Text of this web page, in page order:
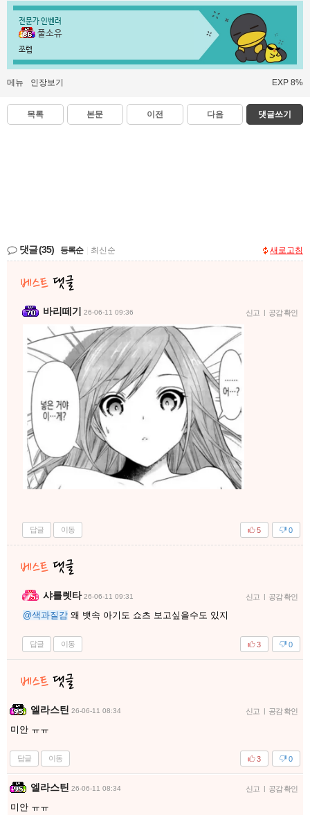
전문가 인벤러
풀소유
쪼렙
메뉴 인장보기 EXP 8%
목록 본문 이전 다음 댓글쓰기
댓글(35) 등록순 최신순 새로고침
바리떼기 26-06-11 09:36 신고 | 공감 확인
답글 이동 0
5
샤를렛타 26-06-11 09:31 신고 | 공감 확인
@색과질감 왜 뱃속 아기도 쇼츠 보고싶을수도 있지
답글 이동 0
3
엘라스틴 26-06-11 08:34 신고 | 공감 확인
미안 ㅠㅠ
답글 이동 0
3
엘라스틴 26-06-11 08:34 신고 | 공감 확인
미안 ㅠㅠ